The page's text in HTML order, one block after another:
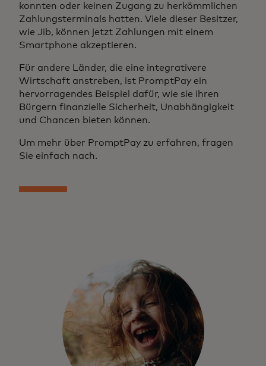
konnten oder keinen Zugang zu herkömmlichen
Zahlungsterminals hatten. Viele dieser Besitzer,
wie Jib, können jetzt Zahlungen mit einem
Smartphone akzeptieren.
Für andere Länder, die eine integrativere
Wirtschaft anstreben, ist PromptPay ein
hervorragendes Beispiel dafür, wie sie ihren
Bürgern finanzielle Sicherheit, Unabhängigkeit
und Chancen bieten können.
Um mehr über PromptPay zu erfahren, fragen
Sie einfach nach.